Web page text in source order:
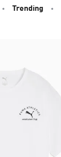
Trending